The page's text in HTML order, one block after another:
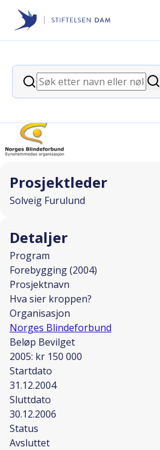
Stiftelsen Dam
Søk
Søk
back
Hva sier kroppen?
Prosjektleder
Solveig Furulund
Detaljer
Program
Forebygging (2004)
Prosjektnavn
Hva sier kroppen?
Organisasjon
Norges Blindeforbund
Beløp Bevilget
2005: kr 150 000
Startdato
31.12.2004
Sluttdato
30.12.2006
Status
Avsluttet